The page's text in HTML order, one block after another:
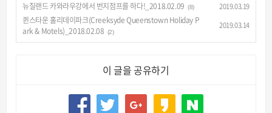
뉴질랜드 카와라우강에서 번지점프를 하다!_2018.02.09 (8) 2019.03.19
퀸스타운 홀리데이파크(Creeksyde Queenstown Holiday P
ark & Motels)_2018.02.08 (2)
2019.03.14
이 글을 공유하기